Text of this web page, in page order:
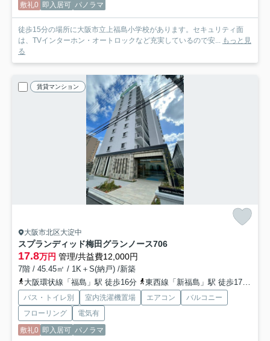
敷礼0 即入居可 パノラマ
徒歩15分の場所に大阪市立上福島小学校があります。セキュリティ面
は、TVインターホン・オートロックなど充実しているので安... もっと見
る
賃貸マンション
大阪市北区大淀中
スプランディッド梅田グランノース706
17.8万円 管理/共益費12,000円
7階 / 45.45㎡ / 1K＋S(納戸) /新築
大阪環状線「福島」駅 徒歩16分
東西線「新福島」駅 徒歩17分
バス・トイレ別 室内洗濯機置場 エアコン
バルコニー
フローリング
電気有
敷礼0 即入居可 パノラマ